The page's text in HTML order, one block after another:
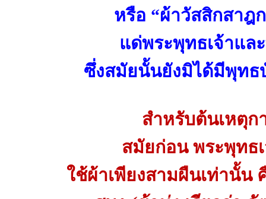
หรือ “ผ้าวัสสิกสาฎ
แด่พระพุทธเจ้าแ
ซึ่งสมัยนั้นยังมิได้มีพุท
สำหรับต้นเหตุก
สมัยก่อน พระพุทธ
ใช้ผ้าเพียงสามผืนเท่านั้น